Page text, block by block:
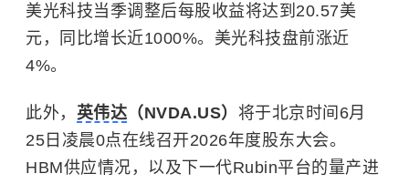
美光科技当季调整后每股收益将达到20.57美
元，同比增长近1000%。美光科技盘前涨近
4%。
此外， 英伟达 （NVDA.US） 将于北京时间6月
25日凌晨0点在线召开2026年度股东大会。
HBM供应情况，以及下一代Rubin平台的量产进